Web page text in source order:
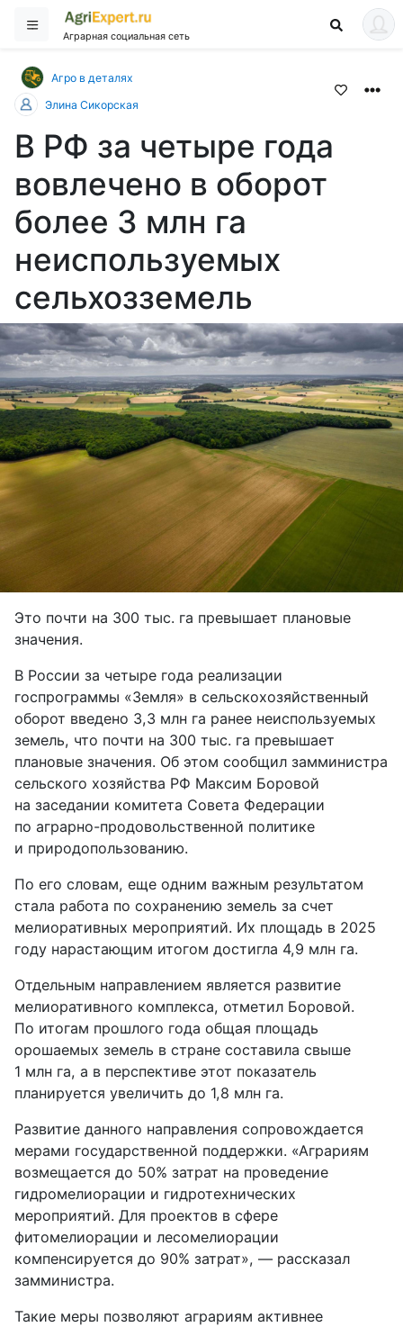
Аграрная социальная сеть
Агро в деталях
Элина Сикорская
В РФ за четыре года
вовлечено в оборот
более 3 млн га
неиспользуемых
сельхозземель
Это почти на 300 тыс. га превышает плановые
значения.
В России за четыре года реализации
госпрограммы «Земля» в сельскохозяйственный
оборот введено 3,3 млн га ранее неиспользуемых
земель, что почти на 300 тыс. га превышает
плановые значения. Об этом сообщил замминистра
сельского хозяйства РФ Максим Боровой
на заседании комитета Совета Федерации
по аграрно-продовольственной политике
и природопользованию.
По его словам, еще одним важным результатом
стала работа по сохранению земель за счет
мелиоративных мероприятий. Их площадь в 2025
году нарастающим итогом достигла 4,9 млн га.
Отдельным направлением является развитие
мелиоративного комплекса, отметил Боровой.
По итогам прошлого года общая площадь
орошаемых земель в стране составила свыше
1 млн га, а в перспективе этот показатель
планируется увеличить до 1,8 млн га.
Развитие данного направления сопровождается
мерами государственной поддержки. «Аграриям
возмещается до 50% затрат на проведение
гидромелиорации и гидротехнических
мероприятий. Для проектов в сфере
фитомелиорации и лесомелиорации
компенсируется до 90% затрат», — рассказал
замминистра.
Такие меры позволяют аграриям активнее